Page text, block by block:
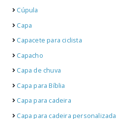
Cúpula
Capa
Capacete para ciclista
Capacho
Capa de chuva
Capa para Bíblia
Capa para cadeira
Capa para cadeira personalizada